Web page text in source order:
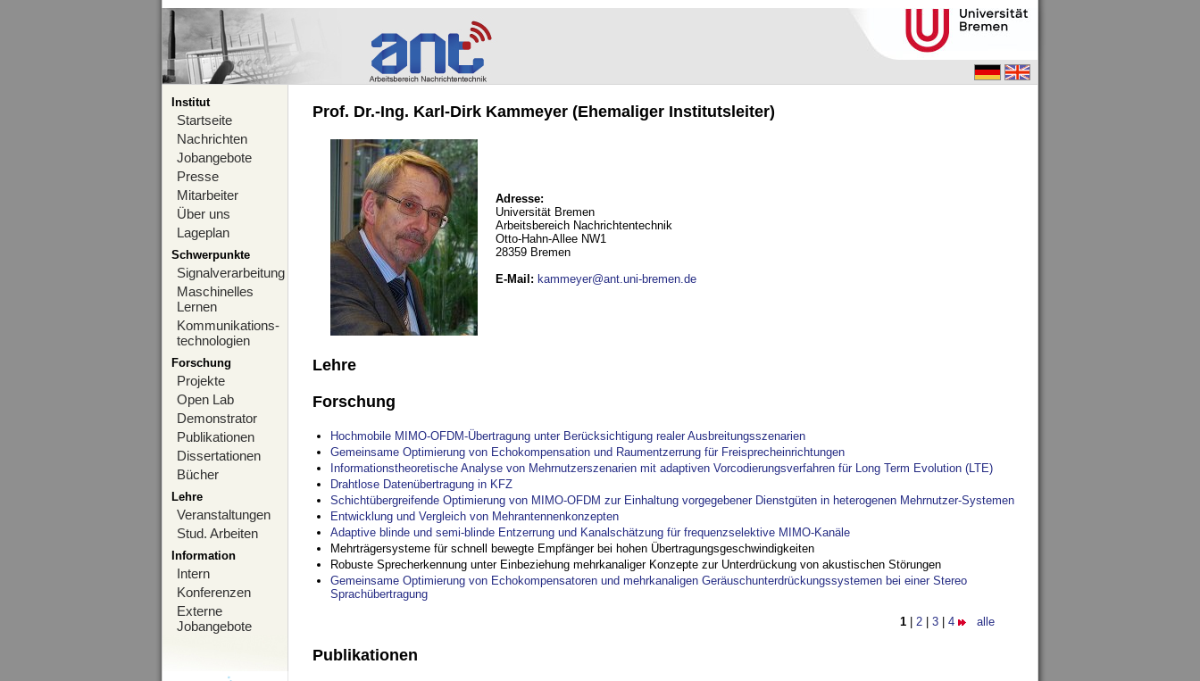
Institut
Startseite
Nachrichten
Jobangebote
Presse
Mitarbeiter
Über uns
Lageplan
Schwerpunkte
Signalverarbeitung
Maschinelles
Lernen
Kommunikations-
technologien
Forschung
Projekte
Open Lab
Demonstrator
Publikationen
Dissertationen
Bücher
Lehre
Veranstaltungen
Stud. Arbeiten
Information
Intern
Konferenzen
Externe
Jobangebote
Prof. Dr.-Ing. Karl-Dirk Kammeyer (Ehemaliger Institutsleiter)
Adresse:
Universität Bremen
Arbeitsbereich Nachrichtentechnik
Otto-Hahn-Allee NW1
28359 Bremen
E-Mail : kammeyer@ant.uni-bremen.de
Lehre
Forschung
Hochmobile MIMO-OFDM-Übertragung unter Berücksichtigung realer Ausbreitungsszenarien
Gemeinsame Optimierung von Echokompensation und Raumentzerrung für Freisprecheinrichtungen
Informationstheoretische Analyse von Mehrnutzerszenarien mit adaptiven Vorcodierungsverfahren für Long Term Evolution (LTE)
Drahtlose Datenübertragung in KFZ
Schichtübergreifende Optimierung von MIMO-OFDM zur Einhaltung vorgegebener Dienstgüten in heterogenen Mehrnutzer-Systemen
Entwicklung und Vergleich von Mehrantennenkonzepten
Adaptive blinde und semi-blinde Entzerrung und Kanalschätzung für frequenzselektive MIMO-Kanäle
Mehrträgersysteme für schnell bewegte Empfänger bei hohen Übertragungsgeschwindigkeiten
Robuste Sprecherkennung unter Einbeziehung mehrkanaliger Konzepte zur Unterdrückung von akustischen Störungen
Gemeinsame Optimierung von Echokompensatoren und mehrkanaligen Geräuschunterdrückungssystemen bei einer Stereo
Sprachübertragung
1 2 3 4 alle
Publikationen